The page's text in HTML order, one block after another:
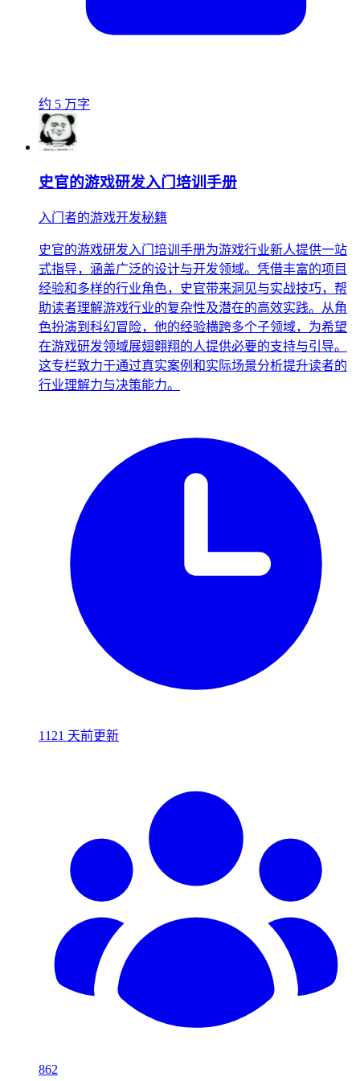
约 5 万字
史官的游戏研发入门培训手册
入门者的游戏开发秘籍
史官的游戏研发入门培训手册为游戏行业新人提供一站
式指导，涵盖广泛的设计与开发领域。凭借丰富的项目
经验和多样的行业角色，史官带来洞见与实战技巧，帮
助读者理解游戏行业的复杂性及潜在的高效实践。从角
色扮演到科幻冒险，他的经验横跨多个子领域，为希望
在游戏研发领域展翅翱翔的人提供必要的支持与引导。
这专栏致力于通过真实案例和实际场景分析提升读者的
行业理解力与决策能力。
1121 天前更新
862